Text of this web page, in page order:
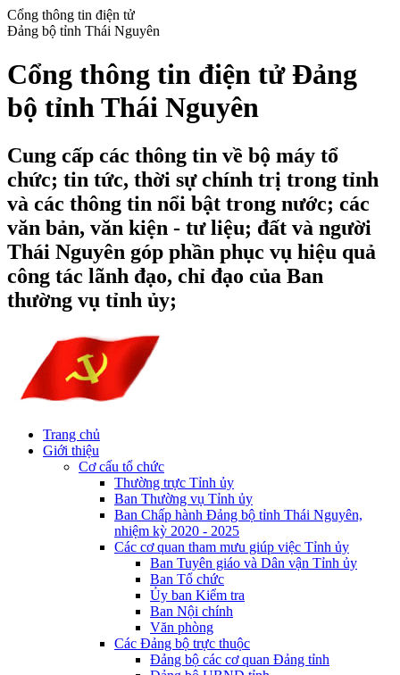
Cổng thông tin điện tử
Đảng bộ tỉnh Thái Nguyên
Cổng thông tin điện tử Đảng
bộ tỉnh Thái Nguyên
Cung cấp các thông tin về bộ máy tổ
chức; tin tức, thời sự chính trị trong tỉnh
và các thông tin nổi bật trong nước; các
văn bản, văn kiện - tư liệu; đất và người
Thái Nguyên góp phần phục vụ hiệu quả
công tác lãnh đạo, chỉ đạo của Ban
thường vụ tỉnh ủy;
Trang chủ
Giới thiệu
Cơ cấu tổ chức
Thường trực Tỉnh ủy
Ban Thường vụ Tỉnh ủy
Ban Chấp hành Đảng bộ tỉnh Thái Nguyên,
nhiệm kỳ 2020 - 2025
Các cơ quan tham mưu giúp việc Tỉnh ủy
Ban Tuyên giáo và Dân vận Tỉnh ủy
Ban Tổ chức
Ủy ban Kiểm tra
Ban Nội chính
Văn phòng
Các Đảng bộ trực thuộc
Đảng bộ các cơ quan Đảng tỉnh